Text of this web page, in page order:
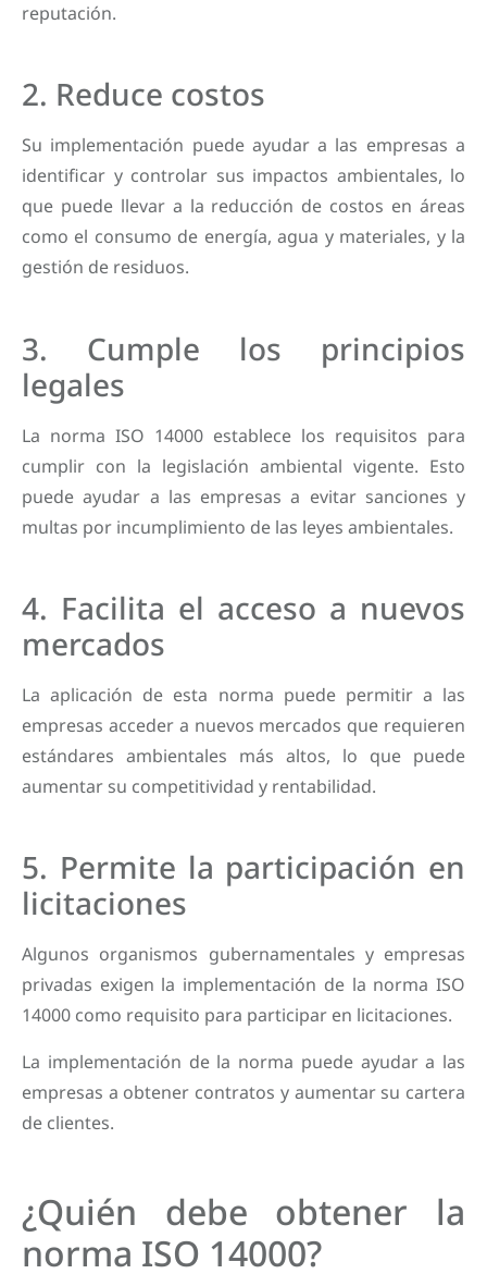
reputación.
2. Reduce costos
Su implementación puede ayudar a las empresas a
identificar y controlar sus impactos ambientales, lo
que puede llevar a la reducción de costos en áreas
como el consumo de energía, agua y materiales, y la
gestión de residuos.
3. Cumple los principios
legales
La norma ISO 14000 establece los requisitos para
cumplir con la legislación ambiental vigente. Esto
puede ayudar a las empresas a evitar sanciones y
multas por incumplimiento de las leyes ambientales.
4. Facilita el acceso a nuevos
mercados
La aplicación de esta norma puede permitir a las
empresas acceder a nuevos mercados que requieren
estándares ambientales más altos, lo que puede
aumentar su competitividad y rentabilidad.
5. Permite la participación en
licitaciones
Algunos organismos gubernamentales y empresas
privadas exigen la implementación de la norma ISO
14000 como requisito para participar en licitaciones.
La implementación de la norma puede ayudar a las
empresas a obtener contratos y aumentar su cartera
de clientes.
¿Quién debe obtener la
norma ISO 14000?